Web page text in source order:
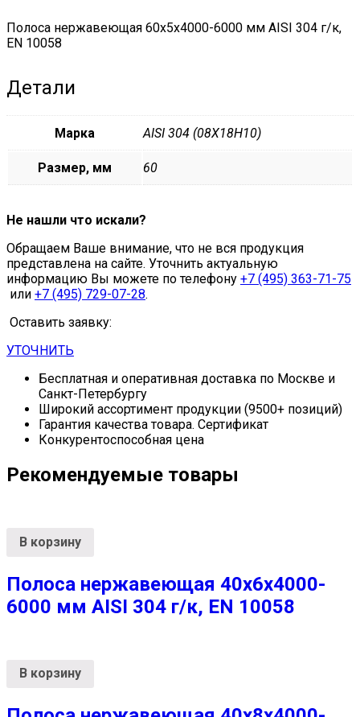
Полоса нержавеющая 60х5х4000-6000 мм AISI 304 г/к,
EN 10058
Детали
Марка AISI 304 (08Х18Н10)
Размер, мм 60
Не нашли что искали?
Обращаем Ваше внимание, что не вся продукция
представлена на сайте. Уточнить актуальную
информацию Вы можете по телефону +7 (495) 363-71-75
или +7 (495) 729-07-28.
Оставить заявку:
УТОЧНИТЬ
Бесплатная и оперативная доставка по Москве и
Санкт-Петербургу
Широкий ассортимент продукции (9500+ позиций)
Гарантия качества товара. Сертификат
Конкурентоспособная цена
Рекомендуемые товары
В корзину
Полоса нержавеющая 40х6х4000-
6000 мм AISI 304 г/к, EN 10058
В корзину